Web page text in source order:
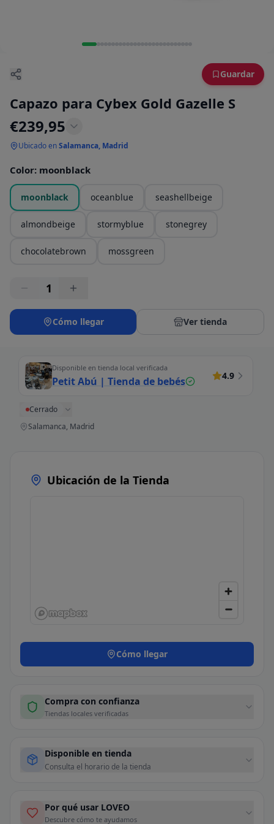
Guardar
Capazo para Cybex Gold Gazelle S
€239,95
Ubicado enSalamanca, Madrid
Color: moonblack
moonblack oceanblue seashellbeige
almondbeige stormyblue stonegrey
chocolatebrown mossgreen
1
Cómo llegar Ver tienda
Disponible en tienda local verificada
Petit Abú | Tienda de bebés 4.9
Cerrado
Salamanca, Madrid
Ubicación de la Tienda
Cómo llegar
Compra con confianza
Tiendas locales verificadas
Disponible en tienda
Consulta el horario de la tienda
Por qué usar LOVEO
Descubre cómo te ayudamos